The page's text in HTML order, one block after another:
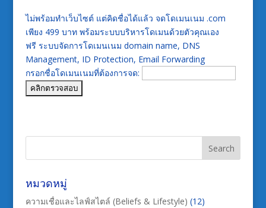
ไม่พร้อมทำเว็บไซต์ แต่คิดชื่อได้แล้ว จดโดเมนเนม .com
เพียง 499 บาท พร้อมระบบบริหารโดเมนด้วยตัวคุณเอง
ฟรี ระบบจัดการโดเมนเนม domain name, DNS
Management, ID Protection, Email Forwarding
กรอกชื่อโดเมนเนมที่ต้องการจด:
หมวดหมู่
ความเชื่อและไลฟ์สไตล์ (Beliefs & Lifestyle) (12)